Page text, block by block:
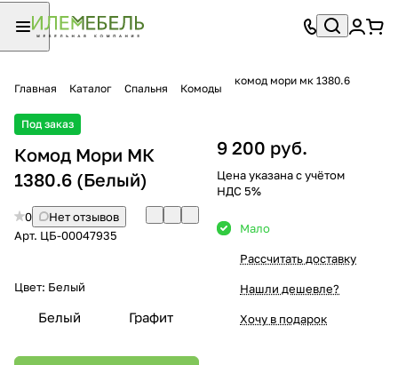
Главная Каталог Спальня Комоды
комод мори мк 1380.6
Под заказ
Комод Мори МК
1380.6 (Белый)
0
Нет отзывов
Арт. ЦБ-00047935
Цвет: Белый
Белый Графит
9 200 руб.
Цена указана с учётом
НДС 5%
Мало
Рассчитать доставку
Нашли дешевле?
Хочу в подарок